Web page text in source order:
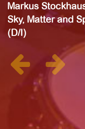
Markus
Sky, Matter and
(D/I)